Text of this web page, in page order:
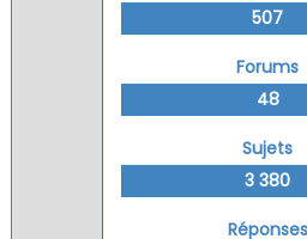
507
Forums
48
Sujets
3 380
Réponses